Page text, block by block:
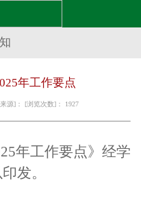
年工作要点
源]： [浏览次数]： 1927
年工作要点》经学
发。